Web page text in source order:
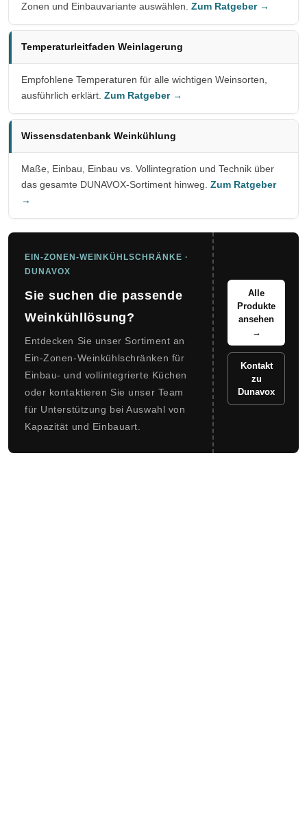
Zonen und Einbauvariante auswählen. Zum Ratgeber →
Temperaturleitfaden Weinlagerung
Empfohlene Temperaturen für alle wichtigen Weinsorten,
ausführlich erklärt. Zum Ratgeber →
Wissensdatenbank Weinkühlung
Maße, Einbau, Einbau vs. Vollintegration und Technik über
das gesamte DUNAVOX-Sortiment hinweg. Zum Ratgeber
→
EIN-ZONEN-WEINKÜHLSCHRÄNKE ·
DUNAVOX
Sie suchen die passende
Weinkühllösung?
Entdecken Sie unser Sortiment an
Ein-Zonen-Weinkühlschränken für
Einbau- und vollintegrierte Küchen
oder kontaktieren Sie unser Team
für Unterstützung bei Auswahl von
Kapazität und Einbauart.
Alle
Produkte
ansehen
→
Kontakt
zu
Dunavox